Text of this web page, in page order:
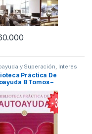
y Superación Interes
Ofertas
Práctica De
8 Tomos –